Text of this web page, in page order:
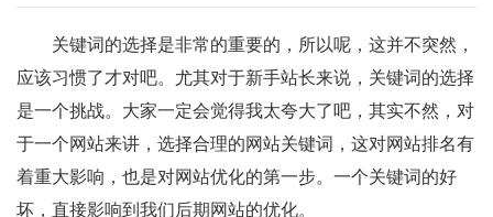
关键词的选择是非常的重要的，所以呢，这并不突然，
应该习惯了才对吧。尤其对于新手站长来说，关键词的选择
是一个挑战。大家一定会觉得我太夸大了吧，其实不然，对
于一个网站来讲，选择合理的网站关键词，这对网站排名有
着重大影响，也是对网站优化的第一步。一个关键词的好
坏，直接影响到我们后期网站的优化。